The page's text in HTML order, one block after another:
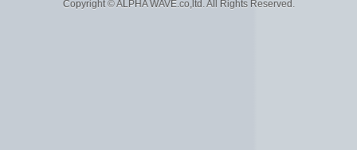
Copyright © ALPHA WAVE.co,ltd. All Rights Reserved.